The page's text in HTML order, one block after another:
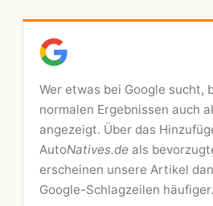
Wer etwas bei Google sucht,
normalen Ergebnissen auch
angezeigt. Über das
AutoNatives.de als
erscheinen unsere Artikel
Google-Schlagzeilen häufiger.